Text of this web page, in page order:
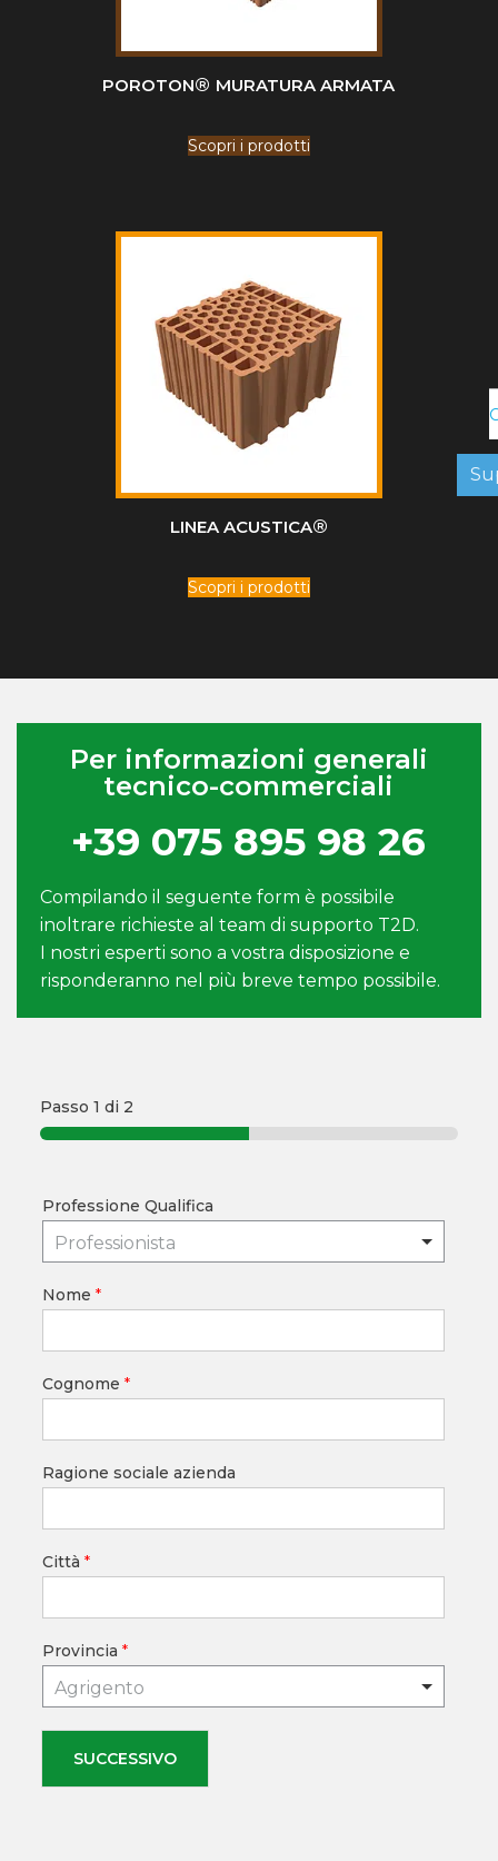
POROTON® MURATURA ARMATA
Scopri i prodotti
LINEA ACUSTICA®
Scopri i prodotti
Per informazioni generali
tecnico-commerciali
+39 075 895 98 26
Compilando il seguente form è possibile
inoltrare richieste al team di supporto T2D.
I nostri esperti sono a vostra disposizione e
risponderanno nel più breve tempo possibile.
Passo 1 di 2
Professione Qualifica
Professionista
Nome *
Cognome *
Ragione sociale azienda
Città *
Provincia *
Agrigento
SUCCESSIVO